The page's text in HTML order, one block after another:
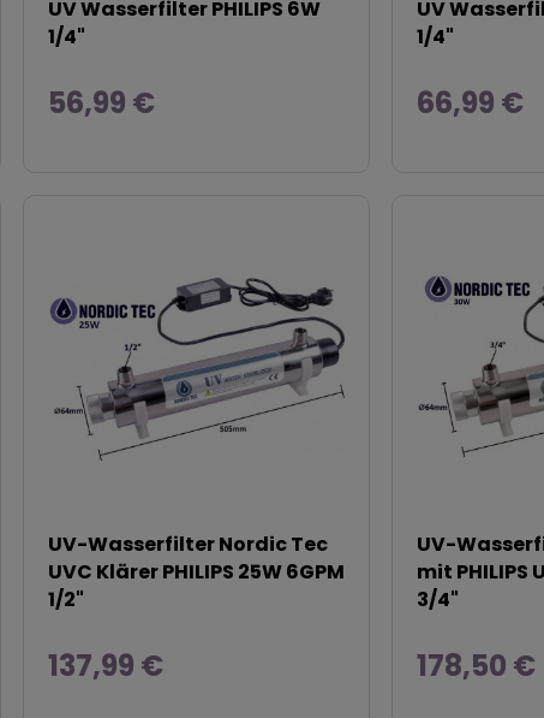
UV Wasserfilter PHILIPS 6W
1/4"
56,99 €
UV
1/4"
66,99 €
UV-Wasserfilter Nordic Tec
UVC Klärer PHILIPS 25W 6GPM
1/2"
137,99 €
UV-
mit PHILIPS
3/4"
178,50 €